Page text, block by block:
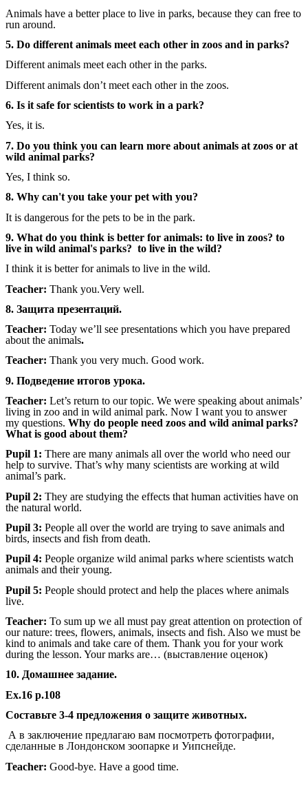
Animals have a better place to live in parks, because they can free to
run around.
5. Do different animals meet each other in zoos and in parks?
Different animals meet each other in the parks.
Different animals don’t meet each other in the zoos.
6. Is it safe for scientists to work in a park?
Yes, it is.
7. Do you think you can learn more about animals at zoos or at
wild animal parks?
Yes, I think so.
8. Why can't you take your pet with you?
It is dangerous for the pets to be in the park.
9. What do you think is better for animals: to live in zoos? to
live in wild animal's parks? to live in the wild?
I think it is better for animals to live in the wild.
Teacher: Thank you.Very well.
8. Защита презентаций.
Teacher: Today we’ll see presentations which you have prepared
about the animals.
Teacher: Thank you very much. Good work.
9. Подведение итогов урока.
Teacher: Let’s return to our topic. We were speaking about animals’
living in zoo and in wild animal park. Now I want you to answer
my questions. Why do people need zoos and wild animal parks?
What is good about them?
Pupil 1: There are many animals all over the world who need our
help to survive. That’s why many scientists are working at wild
animal’s park.
Pupil 2: They are studying the effects that human activities have on
the natural world.
Pupil 3: People all over the world are trying to save animals and
birds, insects and fish from death.
Pupil 4: People organize wild animal parks where scientists watch
animals and their young.
Pupil 5: People should protect and help the places where animals
live.
Teacher: To sum up we all must pay great attention on protection of
our nature: trees, flowers, animals, insects and fish. Also we must be
kind to animals and take care of them. Thank you for your work
during the lesson. Your marks are… (выставление оценок)
10. Домашнее задание.
Ex.16 p.108
Составьте 3-4 предложения о защите животных.
А в заключение предлагаю вам посмотреть фотографии,
сделанные в Лондонском зоопарке и Уипснейде.
Teacher: Good-bye. Have a good time.